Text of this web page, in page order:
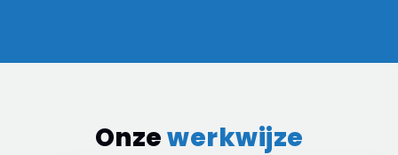
Onzewerkwijze